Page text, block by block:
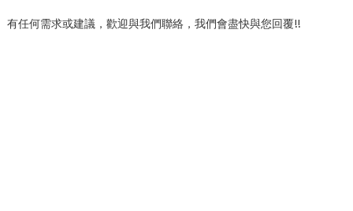
有任何需求或建議，歡迎與我們聯絡，我們會盡快與您回覆!!